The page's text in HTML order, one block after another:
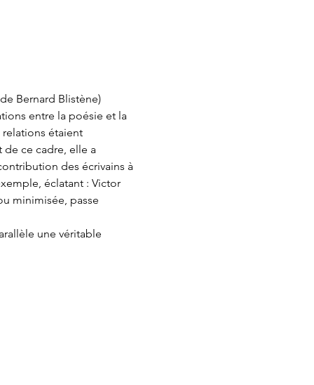
Bernard Blistène)
entre la poésie et la
relations étaient
ce cadre, elle a
des écrivains à
éclatant : Victor
minimisée, passe
une véritable